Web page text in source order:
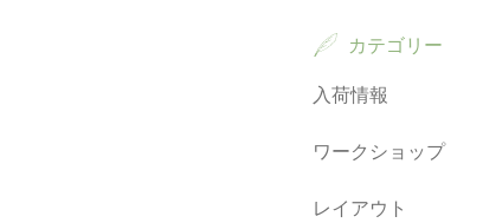
カテゴリー
入荷情報
ワークショップ
レイアウト